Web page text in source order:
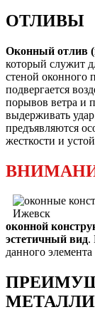
ОТЛИВЫ
Оконный отлив
который служит
стеной оконного
подвергается
порывов ветра и
выдерживать
предъявляются
жесткости и
оконной
эстетичный вид.
данного